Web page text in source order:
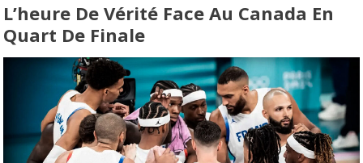
L’heure De Vérité Face Au Canada En
Quart De Finale